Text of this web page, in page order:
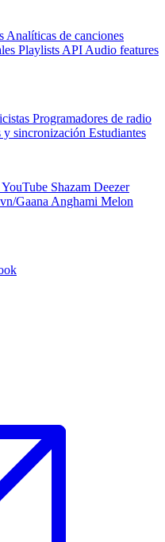
Analíticas de canciones
Playlists API Audio features
Programadores de radio
y sincronización Estudiantes
YouTube Shazam Deezer
Gaana Anghami Melon